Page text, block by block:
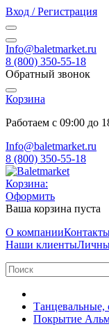
Вход / Регистрация
Info@baletmarket.ru
8 (800) 350-55-18
Обратный звонок
Корзина
Работаем с 09:00 до
Info@baletmarket.ru
8 (800) 350-55-18
Корзина:
Оформить
Ваша корзина пуста
О компании
Наши клиенты
Танцевальные,
Покрытие